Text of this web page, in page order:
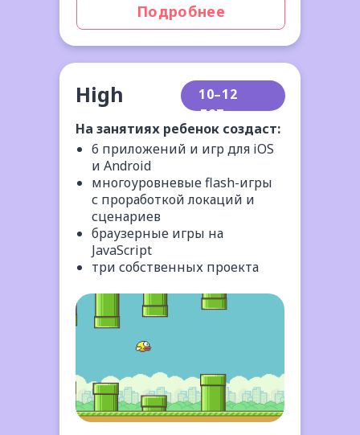
Подробнее
High
На занятиях ребенок создаст:
10–12
лет
6 приложений и игр для iOS
и Android
многоуровневые flash-игры
с проработкой локаций и
сценариев
браузерные игры на
JavaScript
три собственных проекта